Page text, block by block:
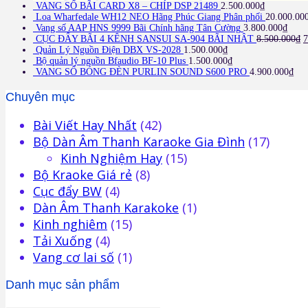
VANG SỐ BÃI CARD X8 – CHÍP DSP 21489 2.500.000₫
Loa Wharfedale WH12 NEO Hãng Phúc Giang Phân phối
Vang số AAP HNS 9999 Bãi Chính hãng Tân Cường 3.800.000₫
CỤC ĐẨY BÃI 4 KÊNH SANSUI SA-904 BÃI NHẬT 8.500.000₫
Quản Lý Nguồn Điện DBX VS-2028 1.500.000₫
Bộ quản lý nguồn Bfaudio BF-10 Plus 1.500.000₫
VANG SỐ BÓNG ĐÈN PURLIN SOUND S600 PRO 4.900.000₫
Chuyên mục
Bài Viết Hay Nhất (42)
Bộ Dàn Âm Thanh Karaoke Gia Đình (17)
Kinh Nghiệm Hay (15)
Bộ Kraoke Giá rẻ (8)
Cục đẩy BW (4)
Dàn Âm Thanh Karakoke (1)
Kinh nghiêm (15)
Tải Xuống (4)
Vang cơ lai số (1)
Danh mục sản phẩm